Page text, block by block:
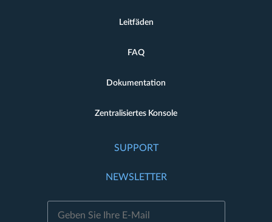
Leitfäden
FAQ
Dokumentation
Zentralisiertes Konsole
SUPPORT
NEWSLETTER